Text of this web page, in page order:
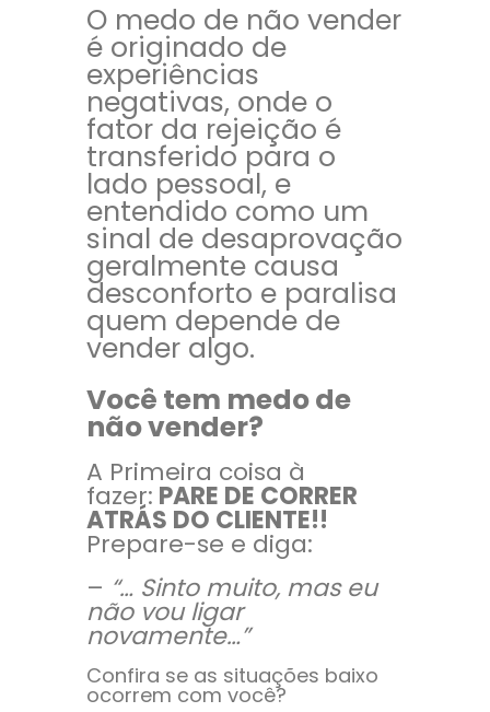
O medo de não vender
é originado de
experiências
negativas, onde o
fator da rejeição é
transferido para o
lado pessoal, e
entendido como um
sinal de desaprovação
geralmente causa
desconforto e paralisa
quem depende de
vender algo.
Você tem medo de
não vender?
A Primeira coisa à
fazer: PARE DE CORRER
ATRÁS DO CLIENTE!!
Prepare-se e diga:
– “… Sinto muito, mas eu
não vou ligar
novamente…”
Confira se as situações baixo
ocorrem com você?